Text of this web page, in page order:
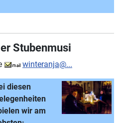
Stubenmusi
winteranja@...
diesen
wir am